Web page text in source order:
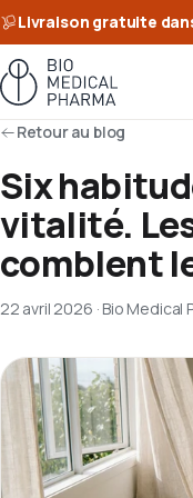
Livraison gratuite dans
Retour au blog
Six
vitalité.
comblent
22 avril 2026 · Bio Medical